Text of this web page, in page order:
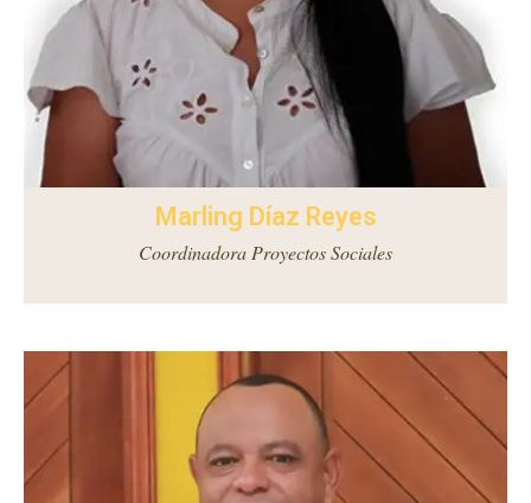
Marling Díaz Reyes
Coordinadora Proyectos Sociales